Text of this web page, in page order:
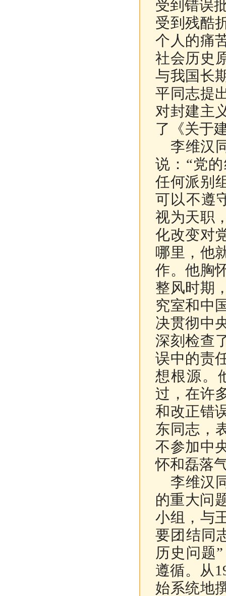
受到错误
受到残酷
个人的痛
社会历史
与我国长
平同志提
对封建主
了《关于
李维汉
说：“党
任何派别
可以不遵
视为天职
化改变对
哪里，他
作。他胸
整风时期
究室和中
决贯彻中
深刻检查
误中的责
想根源。
过，在许
和改正错
东同志，
不参加中
怀和磊落
李维汉
的重大问
小组，与
要团结同
历史问题
遵循。从
始系统地